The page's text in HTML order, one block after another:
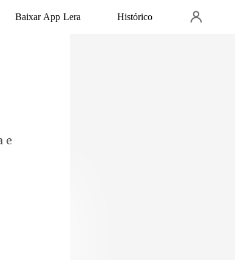
Baixar App Lera Histórico